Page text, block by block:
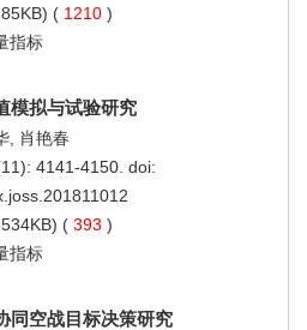
( 1210 )
指标
模拟与试验研究
, 肖艳春
4141-4150. doi:
( 393 )
指标
同空战目标决策研究